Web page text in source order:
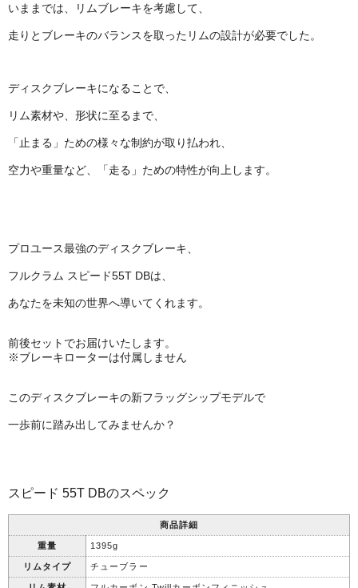
いままでは、リムブレーキを考慮して、
走りとブレーキのバランスを取ったリムの設計が必要でした。
ディスクブレーキになることで、
リム素材や、形状に至るまで、
「止まる」ための様々な制約が取り払われ、
空力や重量など、「走る」ための特性が向上します。
プロユース最強のディスクブレーキ、
フルクラム スピード55T DBは、
あなたを未知の世界へ導いてくれます。
前後セットでお届けいたします。
※ブレーキローターは付属しません
このディスクブレーキの新フラッグシップモデルで
一歩前に踏み出してみませんか？
スピード 55T DBのスペック
商品詳細
重量 1395g
リムタイプ チューブラー